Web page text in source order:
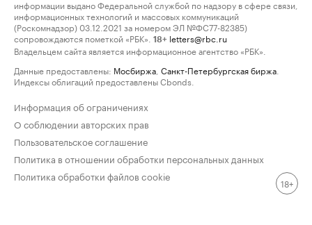
информации выдано Федеральной службой по надзору в сфере связи,
информационных технологий и массовых коммуникаций
(Роскомнадзор) 03.12.2021 за номером ЭЛ №ФС77-82385)
сопровождаются пометкой «РБК».
18+ letters@rbc.ru
Владельцем сайта является информационное агентство «РБК».
Данные предоставлены: Мосбиржа Санкт-Петербургская биржа
Индексы облигаций предоставлены Cbonds.
Информация об ограничениях
О соблюдении авторских прав
Пользовательское соглашение
Политика в отношении обработки персональных данных
Политика обработки файлов cookie
18+